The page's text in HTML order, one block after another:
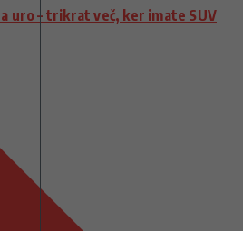
uro – trikrat več, ker imate SUV